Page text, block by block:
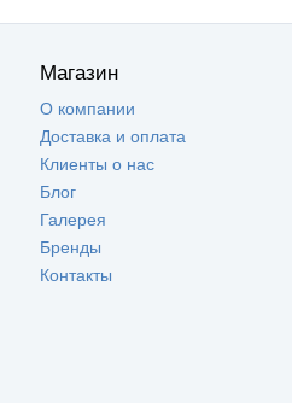
Магазин
О компании
Доставка и оплата
Клиенты о нас
Блог
Галерея
Бренды
Контакты